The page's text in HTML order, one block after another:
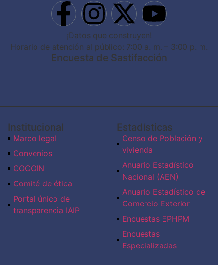
¡Datos que construyen!
Horario de atención al público: 7:00 a. m. – 3:00 p. m.
Encuesta de Sastifacción
Institucional
Marco legal
Convenios
COCOIN
Comité de ética
Portal único de
transparencia IAIP
Estadísticas
Censo de Población y
vivienda
Anuario Estadístico
Nacional (AEN)​
Anuario Estadístico de
Comercio Exterior
Encuestas EPHPM
Encuestas
Especializadas